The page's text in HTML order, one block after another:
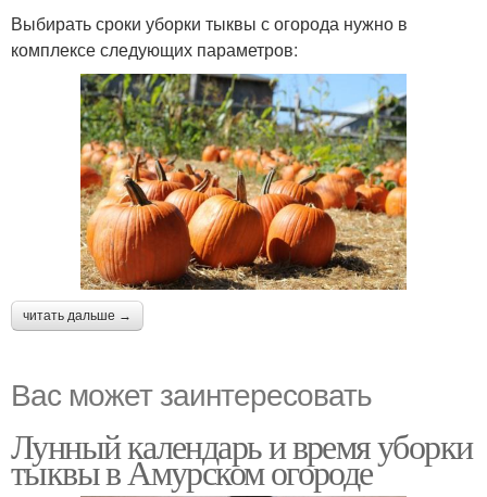
Выбирать сроки уборки тыквы с огорода нужно в
комплексе следующих параметров:
читать дальше →
Вас может заинтересовать
Лунный календарь и время уборки
тыквы в Амурском огороде